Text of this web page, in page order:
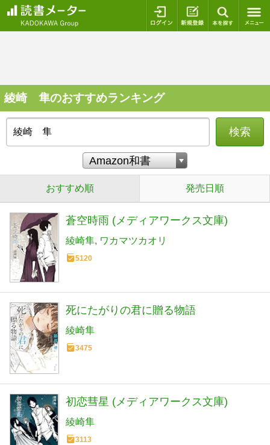
ログイン 新規登録
綾崎 隼のおすすめランキング
検索
おすすめ順 発売日順
蒼空時雨 (メディアワークス文庫)
綾崎隼 ワカマツカオリ
5120
死にたがりの君に贈る物語
綾崎隼
3475
初恋彗星 (メディアワークス文庫)
綾崎隼
3113